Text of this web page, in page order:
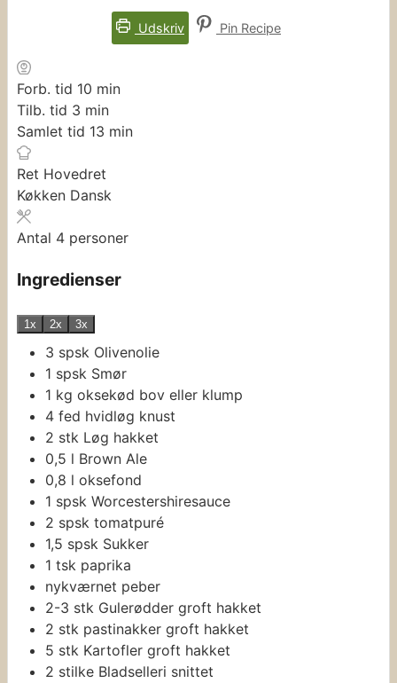
Udskriv Pin Recipe
Forb. tid 10 minutter
min
Tilb. tid 3 minutter
min
Samlet tid 13 minutter
min
Ret Hovedret
Køkken Dansk
Antal 4 personer
Ingredienser
1x 2x 3x
3 spsk Olivenolie
1 spsk Smør
1 kg oksekød bov eller klump
4 fed hvidløg knust
2 stk Løg hakket
0,5 l Brown Ale
0,8 l oksefond
1 spsk Worcestershiresauce
2 spsk tomatpuré
1,5 spsk Sukker
1 tsk paprika
nykværnet peber
2-3 stk Gulerødder groft hakket
2 stk pastinakker groft hakket
5 stk Kartofler groft hakket
2 stilke Bladselleri snittet